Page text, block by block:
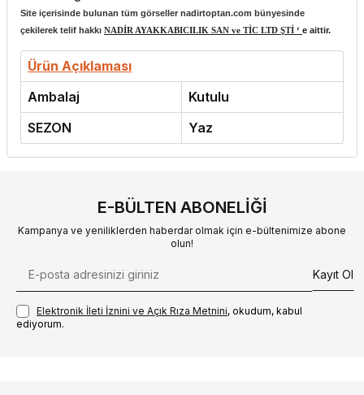
Site içerisinde bulunan tüm görseller nadirtoptan.com bünyesinde
çekilerek telif hakkı NADİR AYAKKABICILIK SAN ve TİC LTD ŞTİ ‘ e aittir.
Ürün Açıklaması
Ambalaj
Kutulu
SEZON
Yaz
E-BÜLTEN ABONELIĞI
Kampanya ve yeniliklerden haberdar olmak için e-bültenimize abone
olun!
Kayıt Ol
Elektronik İleti İzni‌ni ve Açık Rıza Metni‌ni, okudum, kabul
ediyorum.